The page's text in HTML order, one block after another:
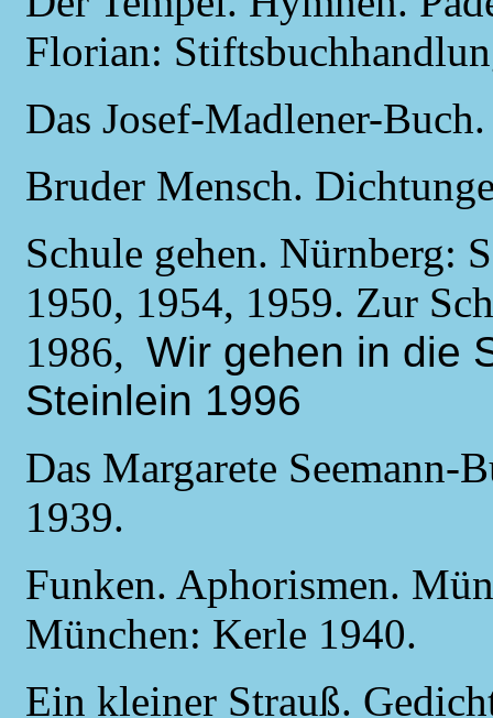
Florian:
Das Josef-Madlener-
Bruder Mensch.
Schule gehen. Nürnberg:
1950, 1954, 1959. Zur
1986, Wir gehen in die
Steinlein 1996
Das Margarete
1939.
Funken. Aphorismen.
München: Kerle 1940.
Ein kleiner Strauß.